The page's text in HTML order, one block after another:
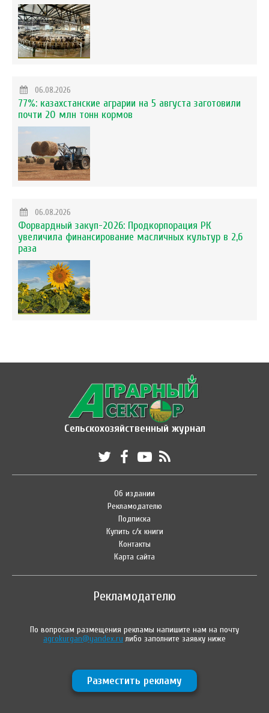
06.08.2026
77%: казахстанские аграрии на 5 августа заготовили
почти 20 млн тонн кормов
06.08.2026
Форвардный закуп-2026: Продкорпорация РК
увеличила финансирование масличных культур в 2,6
раза
Сельскохозяйственный журнал
Об издании
Рекламодателю
Подписка
Купить с/х книги
Контакты
Карта сайта
Рекламодателю
По вопросам размещения рекламы напишите нам на почту
agrokurgan@yandex.ru либо заполните заявку ниже
Разместить рекламу